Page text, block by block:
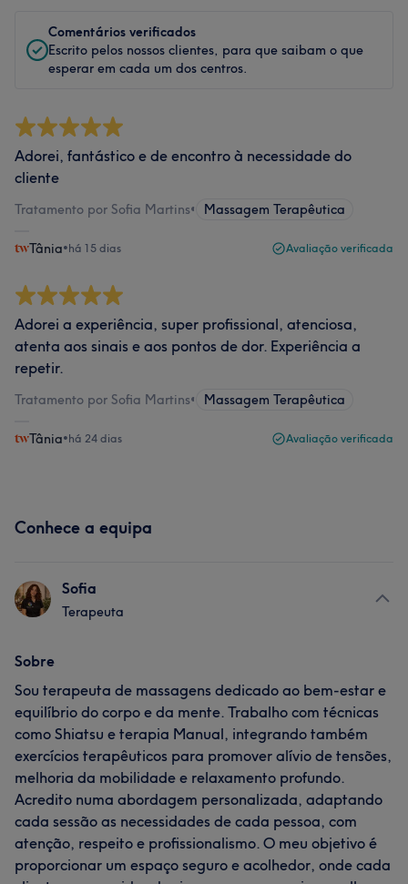
Comentários verificados
Escrito pelos nossos clientes, para que saibam o que
esperar em cada um dos centros.
Adorei, fantástico e de encontro à necessidade do
cliente
Tratamento por Sofia Martins• Massagem Terapêutica
Tânia•há 15 dias Avaliação verificada
Adorei a experiência, super profissional, atenciosa,
atenta aos sinais e aos pontos de dor. Experiência a
repetir.
Tratamento por Sofia Martins• Massagem Terapêutica
Tânia•há 24 dias Avaliação verificada
Conhece a equipa
Sofia
Terapeuta
Sobre
Sou terapeuta de massagens dedicado ao bem-estar e
equilíbrio do corpo e da mente. Trabalho com técnicas
como Shiatsu e terapia Manual, integrando também
exercícios terapêuticos para promover alívio de tensões,
melhoria da mobilidade e relaxamento profundo.
Acredito numa abordagem personalizada, adaptando
cada sessão as necessidades de cada pessoa, com
atenção, respeito e profissionalismo. O meu objetivo é
proporcionar um espaço seguro e acolhedor, onde cada